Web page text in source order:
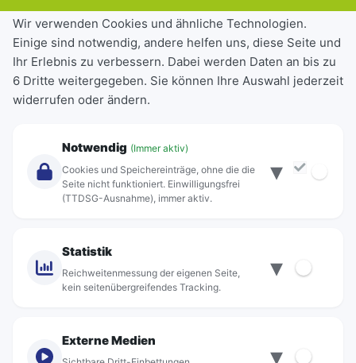
Tickets & Tarife
Deutschlandticket
Schülerkarte
Einzeltickets
Abonnements
Über Rebus
Standorte
Wir verwenden Cookies und ähnliche Technologien.
Einige sind notwendig, andere helfen uns, diese Seite und
Ihr Erlebnis zu verbessern. Dabei werden Daten an bis zu
6 Dritte weitergegeben. Sie können Ihre Auswahl jederzeit
widerrufen oder ändern.
Notwendig (Immer aktiv)
Cookies und Speichereinträge, ohne die die
Seite nicht funktioniert. Einwilligungsfrei
(TTDSG-Ausnahme), immer aktiv.
▾
Statistik
Reichweitenmessung der eigenen Seite,
kein seitenübergreifendes Tracking.
▾
Externe Medien
▾